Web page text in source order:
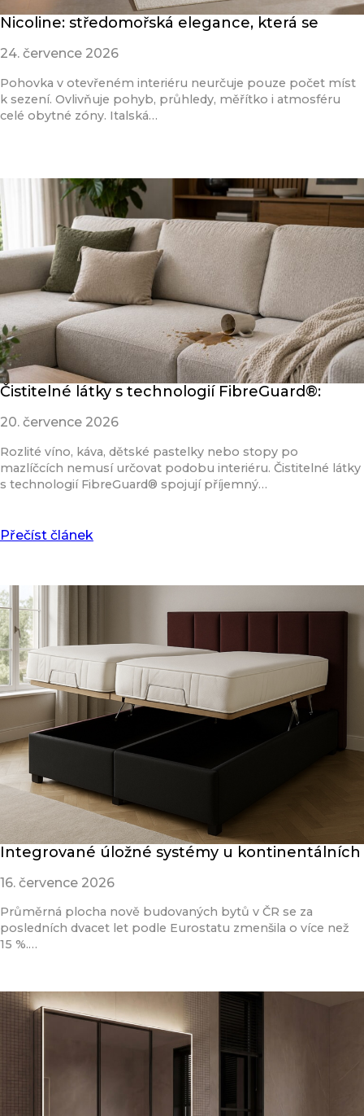
Nicoline: středomořská elegance, která se
24. července 2026
Pohovka v otevřeném interiéru neurčuje pouze počet míst
k sezení. Ovlivňuje pohyb, průhledy, měřítko i atmosféru
celé obytné zóny. Italská…
Čistitelné látky s technologií FibreGuard®:
20. července 2026
Rozlité víno, káva, dětské pastelky nebo stopy po
mazlíčcích nemusí určovat podobu interiéru. Čistitelné látky
s technologií FibreGuard® spojují příjemný…
Přečíst článek
Integrované úložné systémy u kontinentálních
16. července 2026
Průměrná plocha nově budovaných bytů v ČR se za
posledních dvacet let podle Eurostatu zmenšila o více než
15 %.…